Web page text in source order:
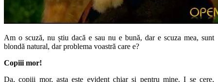
Am o scuză, nu știu dacă e sau nu e bună, dar e scuza mea, sunt
blondă natural, dar problema voastră care e?
Copiii mor!
Da, copiii mor, asta este evident chiar și pentru mine. I se cere,